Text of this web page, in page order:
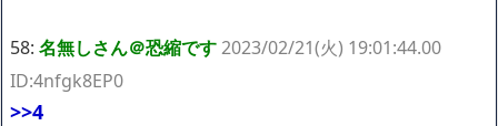
58: 名無しさん＠恐縮です2023/02/21(火) 19:01:44.00
ID:4nfgk8EP0
>>4